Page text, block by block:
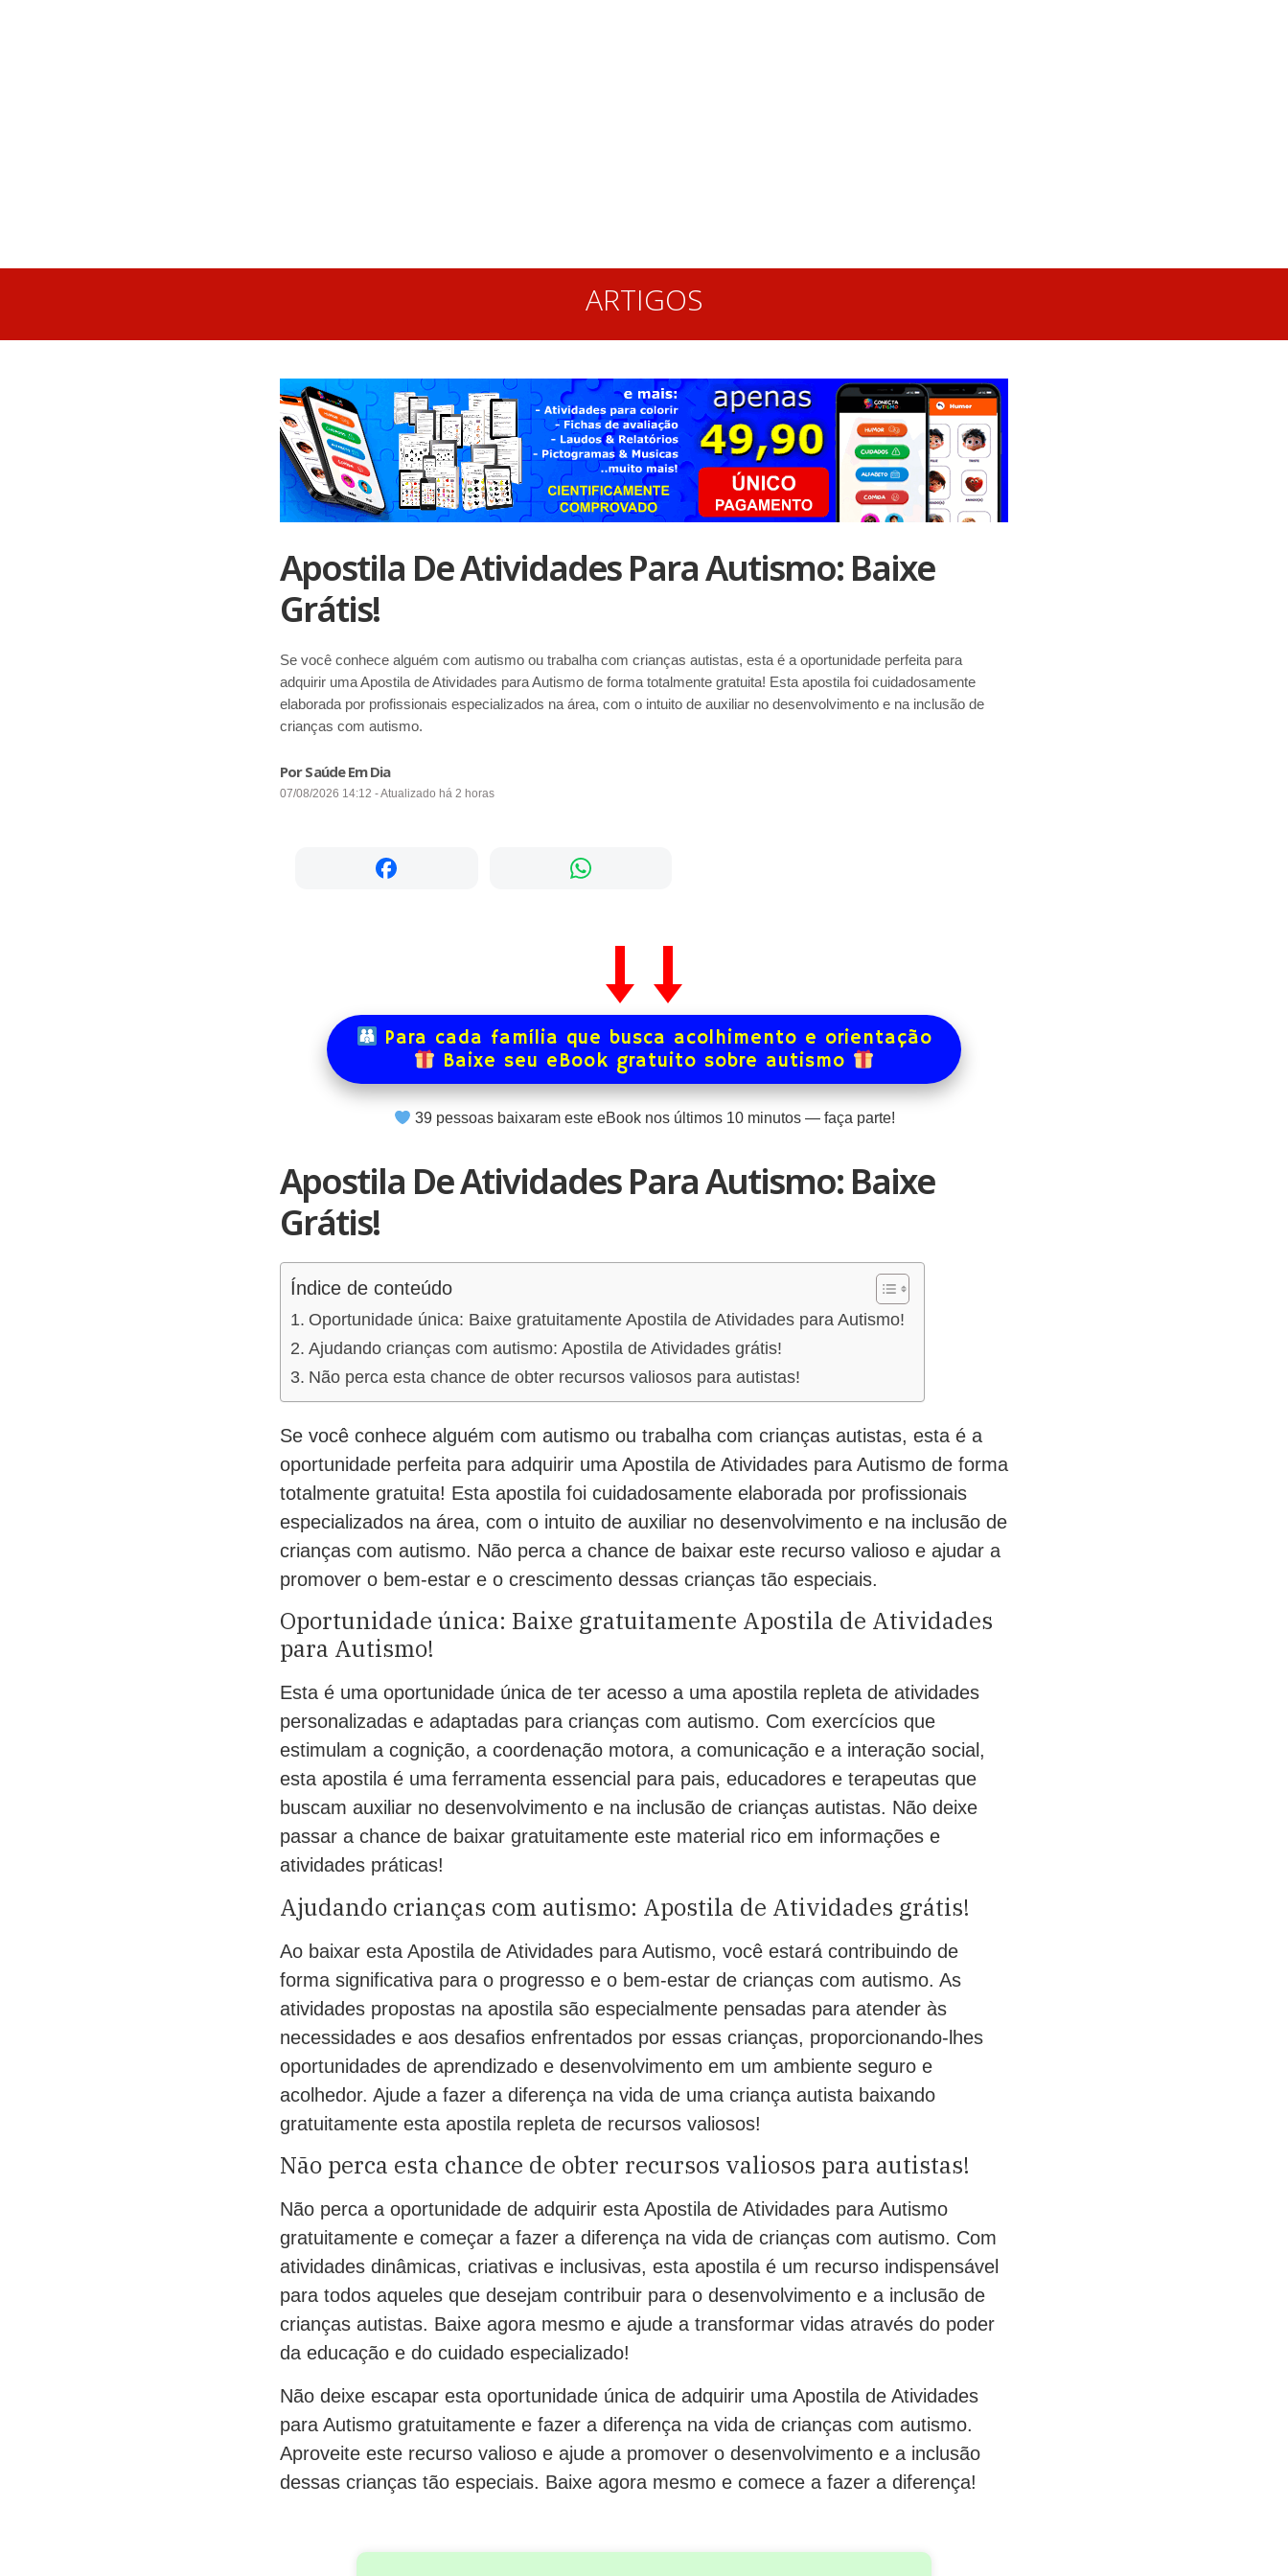
ARTIGOS
Apostila De Atividades Para Autismo: Baixe
Grátis!
Se você conhece alguém com autismo ou trabalha com crianças autistas, esta é a oportunidade perfeita para
adquirir uma Apostila de Atividades para Autismo de forma totalmente gratuita! Esta apostila foi cuidadosamente
elaborada por profissionais especializados na área, com o intuito de auxiliar no desenvolvimento e na inclusão de
crianças com autismo.
Por Saúde Em Dia
07/08/2026 14:12 - Atualizado há 2 horas
Para cada família que busca acolhimento e orientação
Baixe seu eBook gratuito sobre autismo
39pessoas baixaram este eBook nos últimos 10minutos — faça parte!
Apostila De Atividades Para Autismo: Baixe
Grátis!
Índice de conteúdo
Oportunidade única: Baixe gratuitamente Apostila de Atividades para Autismo!
Ajudando crianças com autismo: Apostila de Atividades grátis!
Não perca esta chance de obter recursos valiosos para autistas!
Se você conhece alguém com autismo ou trabalha com crianças autistas, esta é a
oportunidade perfeita para adquirir uma Apostila de Atividades para Autismo de forma
totalmente gratuita! Esta apostila foi cuidadosamente elaborada por profissionais
especializados na área, com o intuito de auxiliar no desenvolvimento e na inclusão de
crianças com autismo. Não perca a chance de baixar este recurso valioso e ajudar a
promover o bem-estar e o crescimento dessas crianças tão especiais.
Oportunidade única: Baixe gratuitamente Apostila de Atividades
para Autismo!
Esta é uma oportunidade única de ter acesso a uma apostila repleta de atividades
personalizadas e adaptadas para crianças com autismo. Com exercícios que
estimulam a cognição, a coordenação motora, a comunicação e a interação social,
esta apostila é uma ferramenta essencial para pais, educadores e terapeutas que
buscam auxiliar no desenvolvimento e na inclusão de crianças autistas. Não deixe
passar a chance de baixar gratuitamente este material rico em informações e
atividades práticas!
Ajudando crianças com autismo: Apostila de Atividades grátis!
Ao baixar esta Apostila de Atividades para Autismo, você estará contribuindo de
forma significativa para o progresso e o bem-estar de crianças com autismo. As
atividades propostas na apostila são especialmente pensadas para atender às
necessidades e aos desafios enfrentados por essas crianças, proporcionando-lhes
oportunidades de aprendizado e desenvolvimento em um ambiente seguro e
acolhedor. Ajude a fazer a diferença na vida de uma criança autista baixando
gratuitamente esta apostila repleta de recursos valiosos!
Não perca esta chance de obter recursos valiosos para autistas!
Não perca a oportunidade de adquirir esta Apostila de Atividades para Autismo
gratuitamente e começar a fazer a diferença na vida de crianças com autismo. Com
atividades dinâmicas, criativas e inclusivas, esta apostila é um recurso indispensável
para todos aqueles que desejam contribuir para o desenvolvimento e a inclusão de
crianças autistas. Baixe agora mesmo e ajude a transformar vidas através do poder
da educação e do cuidado especializado!
Não deixe escapar esta oportunidade única de adquirir uma Apostila de Atividades
para Autismo gratuitamente e fazer a diferença na vida de crianças com autismo.
Aproveite este recurso valioso e ajude a promover o desenvolvimento e a inclusão
dessas crianças tão especiais. Baixe agora mesmo e comece a fazer a diferença!